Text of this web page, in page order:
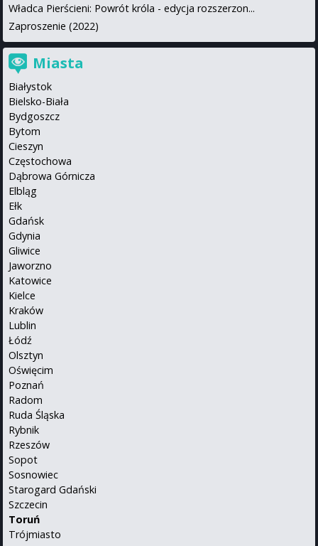
Władca Pierścieni: Powrót króla - edycja rozszerzon...
Zaproszenie (2022)
Miasta
Białystok
Bielsko-Biała
Bydgoszcz
Bytom
Cieszyn
Częstochowa
Dąbrowa Górnicza
Elbląg
Ełk
Gdańsk
Gdynia
Gliwice
Jaworzno
Katowice
Kielce
Kraków
Lublin
Łódź
Olsztyn
Oświęcim
Poznań
Radom
Ruda Śląska
Rybnik
Rzeszów
Sopot
Sosnowiec
Starogard Gdański
Szczecin
Toruń
Trójmiasto